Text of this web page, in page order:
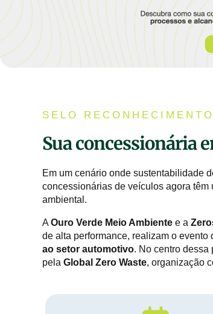
SELO
Sua concessionária
Em um cenário onde sustentabilidade
concessionárias de veículos agora
ambiental.
AOuro Verde Meio Ambiente e a
de alta performance, realizam o
ao setor automotivo. No centro dessa
pela Global Zero Waste, organização